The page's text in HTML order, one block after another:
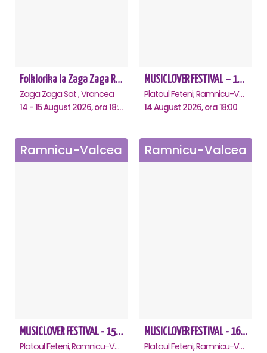
Folklorika la Zaga Zaga Resort - Anulat
Zaga Zaga Sat , Vrancea
14 - 15 August 2026, ora 18:00
MUSICLOVER FESTIVAL – 14 August – Puya, Johny Romano, Shift, Badd G, DJ Matei & Bogdanov
Platoul Feteni, Ramnicu-Valcea
14 August 2026, ora 18:00
Ramnicu-Valcea
MUSICLOVER FESTIVAL - 15 AUGUST - CONNECT-R, DELIA, RON HEWITT, NICKI M, AURIKA
Platoul Feteni, Ramnicu-Valcea
Ramnicu-Valcea
MUSICLOVER FESTIVAL - 16 AUGUST - LEO DE LA ROSIORI SI MARCEL STEFANET & ETHNO REPUBLIC, TUDOR DEEJAY, VARER
Platoul Feteni, Ramnicu-Valcea